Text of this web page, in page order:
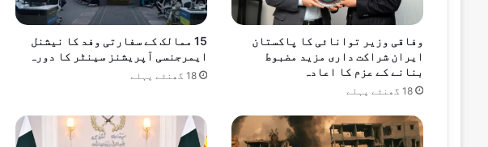
ستمبر 28, 2024
راولپنڈی میں پی ٹی آئی کا احتجاج، دفعہ 144 نافذ،تمام داخلی و خارجی راستہ بند
وفاقی وزیر توانائی کا پاکستان
ایران شراکت داری مزید مضبوط
بنانے کے عزم کا اعادہ
18 گھنٹے پہلے
15 ممالک کے سفارتی وفد کا نیشنل
ایمرجنسی آپریشنز سینٹر کا دورہ
18 گھنٹے پہلے